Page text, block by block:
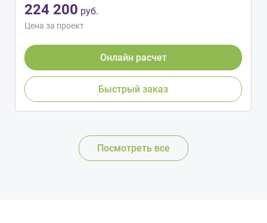
224 200 руб.
Цена за проект
Онлайн расчет
Быстрый заказ
Посмотреть все